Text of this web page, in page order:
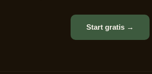
Start gratis →